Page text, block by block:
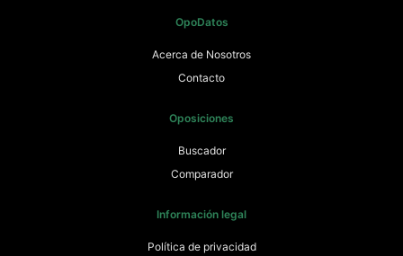
OpoDatos
Acerca de Nosotros
Contacto
Oposiciones
Buscador
Comparador
Información legal
Política de privacidad